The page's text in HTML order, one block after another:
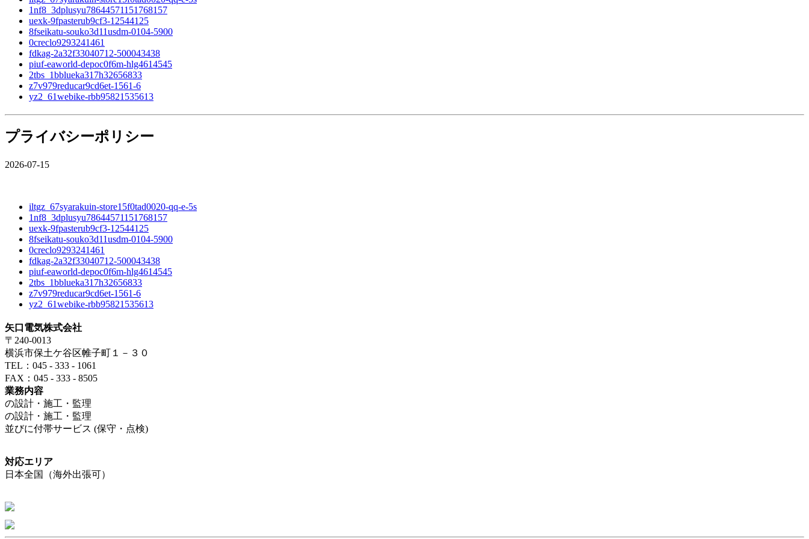
1nf8_3dplusyu78644571151768157
uexk-9fpasterub9cf3-12544125
8fseikatu-souko3d11usdm-0104-5900
0creclo9293241461
fdkag-2a32f33040712-500043438
piuf-eaworld-depoc0f6m-hlg4614545
2tbs_1bblueka317h32656833
z7v979reducar9cd6et-1561-6
yz2_61webike-rbb95821535613
プライバシーポリシー
2026-07-15
iltgz_67syarakuin-store15f0tad0020-qq-e-5s
1nf8_3dplusyu78644571151768157
uexk-9fpasterub9cf3-12544125
8fseikatu-souko3d11usdm-0104-5900
0creclo9293241461
fdkag-2a32f33040712-500043438
piuf-eaworld-depoc0f6m-hlg4614545
2tbs_1bblueka317h32656833
z7v979reducar9cd6et-1561-6
yz2_61webike-rbb95821535613
矢口電気株式会社
〒240-0013
横浜市保土ケ谷区帷子町１－３０
TEL：045 - 333 - 1061
FAX：045 - 333 - 8505
業務内容
の設計・施工・監理
の設計・施工・監理
並びに付帯サービス (保守・点検)
対応エリア
日本全国（海外出張可）